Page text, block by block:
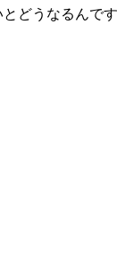
どうなるんです